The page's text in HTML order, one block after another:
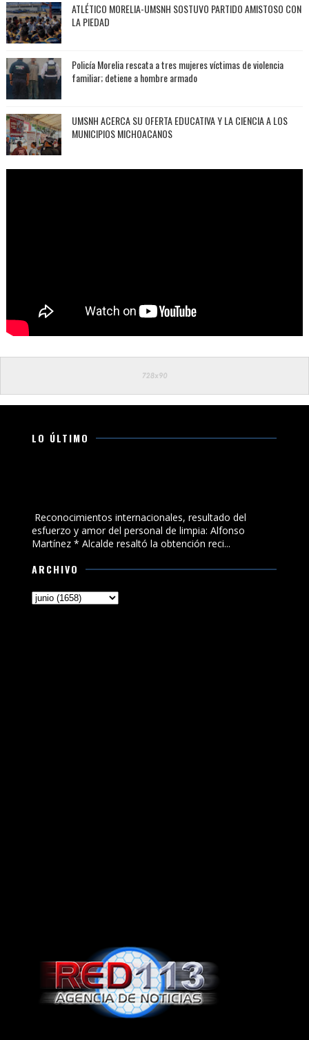
ATLÉTICO MORELIA-UMSNH SOSTUVO PARTIDO AMISTOSO CON
LA PIEDAD
Policía Morelia rescata a tres mujeres víctimas de violencia
familiar; detiene a hombre armado
UMSNH ACERCA SU OFERTA EDUCATIVA Y LA CIENCIA A LOS
MUNICIPIOS MICHOACANOS
LO ÚLTIMO
Reconocimientos internacionales, resultado del
esfuerzo y amor del personal de limpia: Alfonso
Martínez * Alcalde resaltó la obtención reci...
ARCHIVO